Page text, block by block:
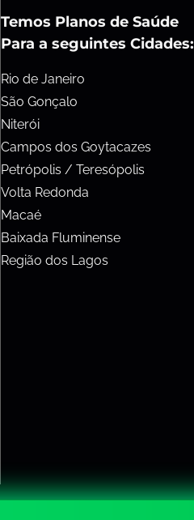
Temos Planos de Saúde
Para a seguintes Cidades:
Rio de Janeiro
São Gonçalo
Niterói
Campos dos Goytacazes
Petrópolis / Teresópolis
Volta Redonda
Macaé
Baixada Fluminense
Região dos Lagos